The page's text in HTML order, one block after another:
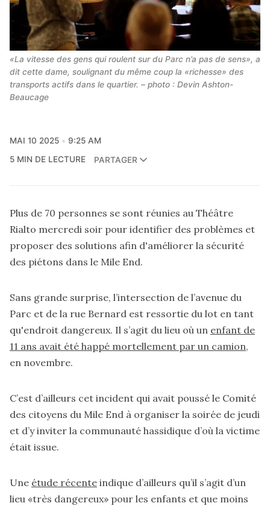
«La vitesse des gens qui roulent sur du Parc n’a pas de sens», a
dit cette dame, soulignant du même coup la «richesse» des
transports actifs dans le quartier. – photo : Devin Ashton-
Beaucage
MAI 10 2025
9:25 AM
5 MIN DE LECTURE
PARTAGER
Plus de 70 personnes se sont réunies au Théâtre
Rialto mercredi soir pour identifier des problèmes et
proposer des solutions afin d'améliorer la sécurité
des piétons dans le Mile End.
Sans grande surprise, l’intersection de l’avenue du
Parc et de la rue Bernard est ressortie du lot en tant
qu'endroit dangereux. Il s’agit du lieu où un enfant de
11 ans avait été happé mortellement par un camion,
en novembre.
C’est d’ailleurs cet incident qui avait poussé le Comité
des citoyens du Mile End à organiser la soirée de jeudi
et d’y inviter la communauté hassidique d’où la victime
était issue.
Une étude récente indique d’ailleurs qu’il s’agit d’un
lieu «très dangereux» pour les enfants et que moins